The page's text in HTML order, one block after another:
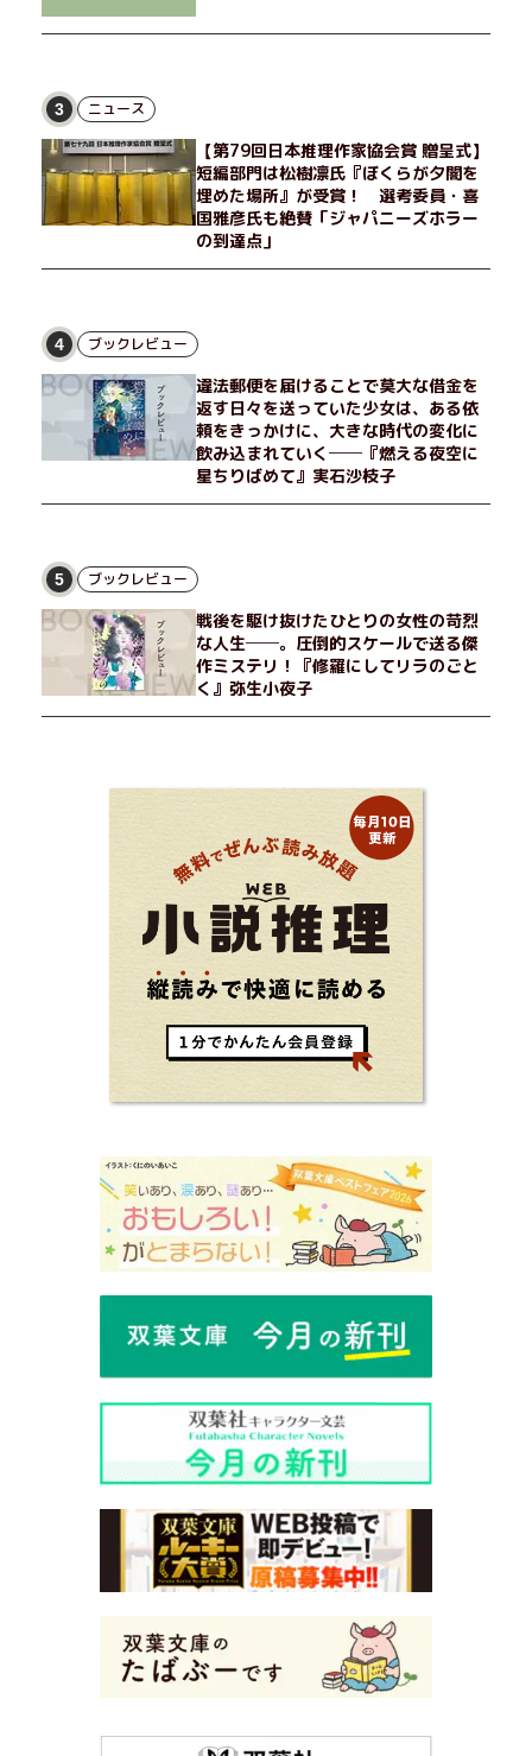
3 ニュース
【第79回日本推理作家協会賞 贈呈式】
短編部門は松樹凛氏『ぼくらが夕闇を
埋めた場所』が受賞！ 選考委員・喜
国雅彦氏も絶賛「ジャパニーズホラー
の到達点」
4 ブックレビュー
違法郵便を届けることで莫大な借金を
返す日々を送っていた少女は、ある依
頼をきっかけに、大きな時代の変化に
飲み込まれていく──『燃える夜空に
星ちりばめて』実石沙枝子
5 ブックレビュー
戦後を駆け抜けたひとりの女性の苛烈
な人生──。圧倒的スケールで送る傑
作ミステリ！『修羅にしてリラのごと
く』弥生小夜子